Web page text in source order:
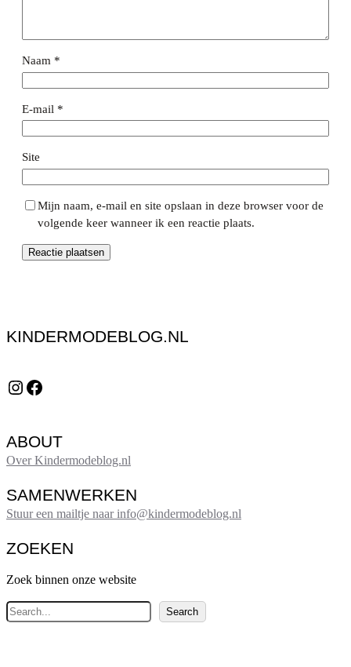
Naam *
E-mail *
Site
Mijn naam, e-mail en site opslaan in deze browser voor de
volgende keer wanneer ik een reactie plaats.
KINDERMODEBLOG.NL
Instagram Facebook
ABOUT
Over Kindermodeblog.nl
SAMENWERKEN
Stuur een mailtje naar info@kindermodeblog.nl
ZOEKEN
Zoek binnen onze website
Z
o
Search